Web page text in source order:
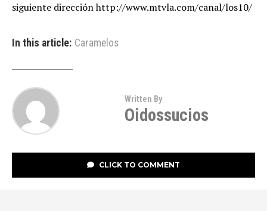
siguiente dirección http://www.mtvla.com/canal/los10/
In this article: Caramelos
Written By
Oidossucios
CLICK TO COMMENT